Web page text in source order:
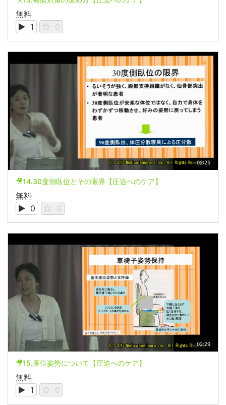
無料
1
0
02:25
🎥14.30度側臥位とその限界【圧迫へのケア】
無料
0
0
02:29
🎥15.座位姿勢について【圧迫へのケア】
無料
1
0